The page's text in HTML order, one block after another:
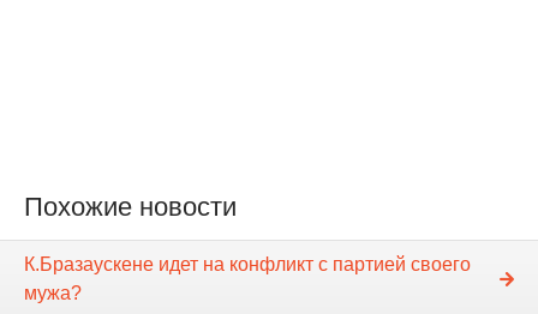
Похожие новости
К.Бразаускене идет на конфликт с партией своего
мужа?